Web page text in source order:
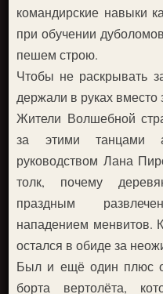
командирские навыки
при обучении
пешем строю.
Чтобы не раскрывать
держали в руках вместо
Жители Волшебной
за этими танцами
руководством Лана
толк, почему
праздным
нападением менвитов.
остался в обиде за
Был и ещё один плюс
борта вертолёта,